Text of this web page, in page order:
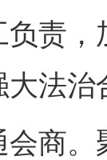
责
大法治
。